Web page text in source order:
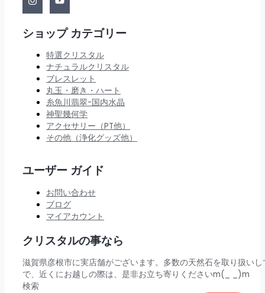
ショップ カテゴリー
特選クリスタル
ナチュラルクリスタル
ブレスレット
丸玉・磨き・ハート
糸魚川翡翠-国内水晶
神聖幾何学
アクセサリー（PT他）
その他（浄化グッズ他）
ユーザー ガイド
お問い合わせ
ブログ
マイアカウント
クリスタルの事なら
滋賀県彦根市に実店舗がございます。多数の天然石を取り扱い
で、近くにお越しの際は、是非お立ち寄りくださいm(_ _)m
検索